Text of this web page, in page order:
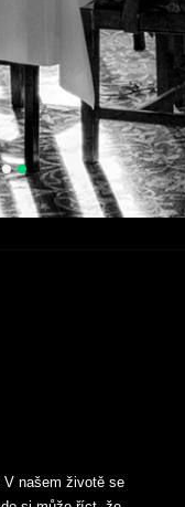
V našem životě se